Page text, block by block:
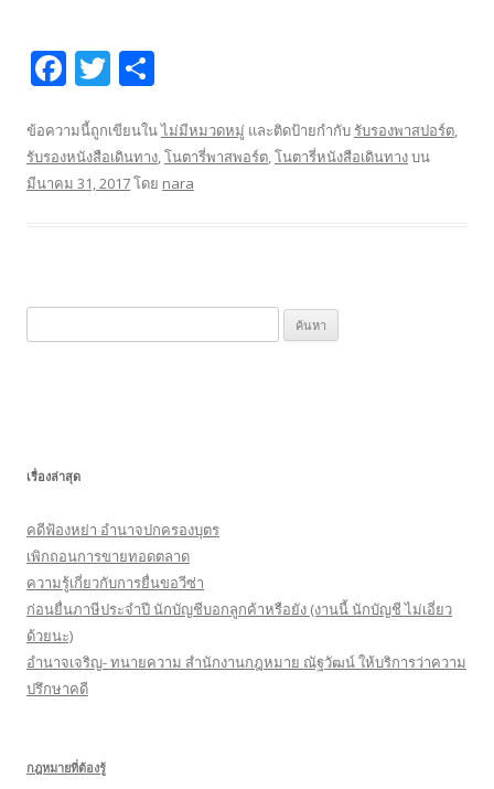
F
e
b
T
itt
er
ar
e
ข้อความนี้ถูกเขียนในไม่มีหมวดหมู่ และติดป้ายกำกับ รับรองพาสปอร์ต
รับรองหนังสือเดินทาง โนตารี่พาสพอร์ต โนตารี่หนังสือเดินทางบน
มีนาคม 31, 2017โดย nara
น
รั
:
เรื่องล่าสุด
คดีฟ้องหย่า อำนาจปกครองบุตร
เพิกถอนการขายทอดตลาด
ความรู้เกี่ยวกับการยื่นขอวีซ่า
ก่อนยื่นภาษีประจำปี นักบัญชีบอกลูกค้าหรือยัง (งานนี้ นักบัญชี ไม่เอี่ยว
ด้วยนะ)
อำนาจเจริญ- ทนายความ สำนักงานกฎหมาย ณัฐวัฒน์ ให้บริการว่าความ
ปรึกษาคดี
กฎหมายที่ต้องรู้